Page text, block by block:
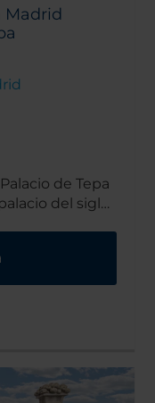
Madrid
de Tepa
del siglo
de